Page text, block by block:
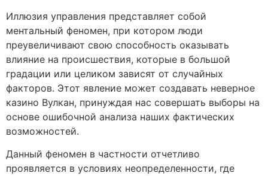
Иллюзия управления представляет собой
ментальный феномен, при котором люди
преувеличивают свою способность оказывать
влияние на происшествия, которые в большой
градации или целиком зависят от случайных
факторов. Этот явление может создавать неверное
казино Вулкан, принуждая нас совершать выборы на
основе ошибочной анализа наших фактических
возможностей.
Данный феномен в частности отчетливо
проявляется в условиях неопределенности, где